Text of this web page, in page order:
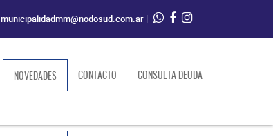
municipalidadmm@nodosud.com.ar |
NOVEDADES(current)CONTACTO CONSULTA DEUDA